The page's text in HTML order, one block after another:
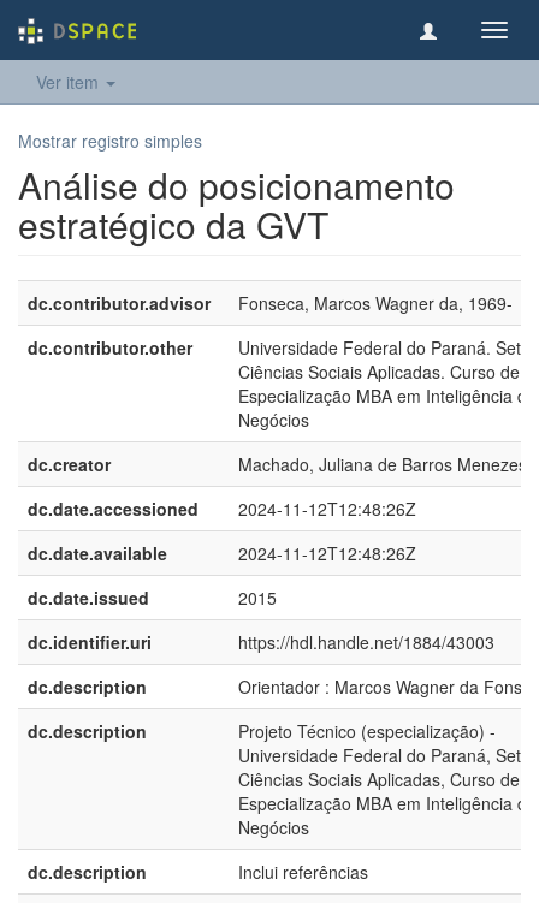
Ver item
Mostrar registro simples
Análise do posicionamento
estratégico da GVT
dc.contributor.advisor
Fonseca, Marcos Wagner da, 1969-
dc.contributor.other
Universidade Federal do Paraná.
Ciências Sociais Aplicadas. Curso de
Especialização MBA em Inteligência de
Negócios
dc.creator
Machado, Juliana de Barros Menezes
dc.date.accessioned
2024-11-12T12:48:26Z
dc.date.available
2024-11-12T12:48:26Z
dc.date.issued
2015
dc.identifier.uri
https://hdl.handle.net/1884/43003
dc.description
Orientador : Marcos Wagner da
dc.description
Projeto Técnico (especialização) -
Universidade Federal do Paraná,
Ciências Sociais Aplicadas, Curso de
Especialização MBA em Inteligência de
Negócios
dc.description
Inclui referências